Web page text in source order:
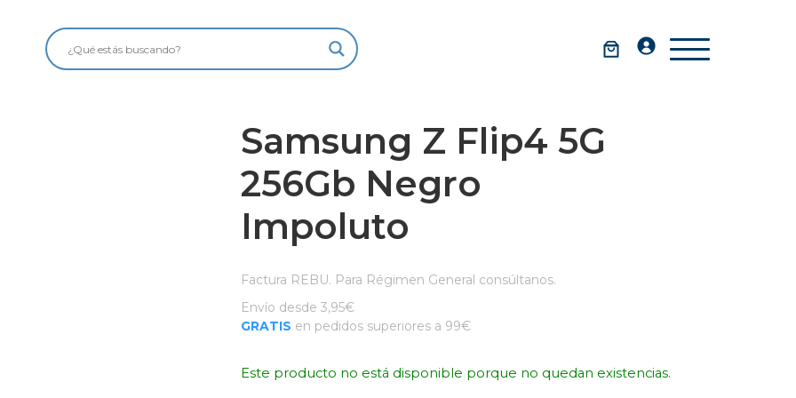
Samsung Z Flip4 5G
256Gb Negro
Impoluto
Factura REBU. Para Régimen General consúltanos.
Envío desde 3,95€
GRATIS en pedidos superiores a 99€
Este producto no está disponible porque no quedan existencias.